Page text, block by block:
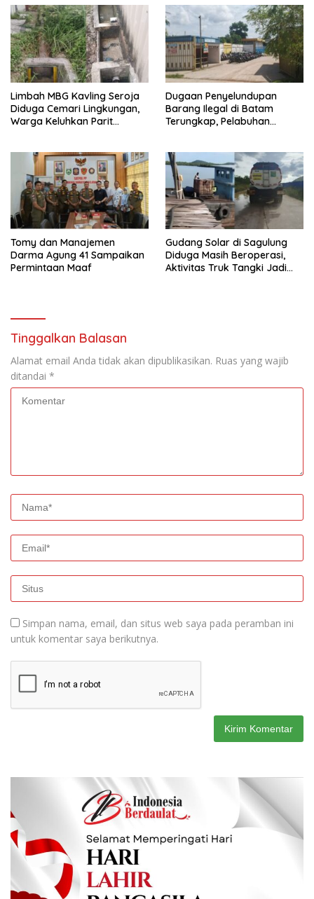
Limbah MBG Kavling Seroja
Diduga Cemari Lingkungan,
Warga Keluhkan Parit
Dugaan Penyelundupan
Barang Ilegal di Batam
Terungkap, Pelabuhan
Tomy dan Manajemen
Darma Agung 41 Sampaikan
Permintaan Maaf
Gudang Solar di Sagulung
Diduga Masih Beroperasi,
Aktivitas Truk Tangki Jadi
Tinggalkan Balasan
Alamat email Anda tidak akan dipublikasikan. Ruas yang wajib
ditandai *
Simpan nama, email, dan situs web saya pada peramban ini
untuk komentar saya berikutnya.